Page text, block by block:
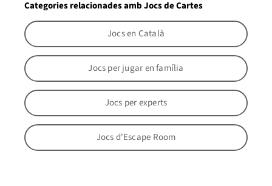
Categories relacionades amb Jocs de Cartes
Jocs en Català
Jocs per jugar en família
Jocs per experts
Jocs d'Escape Room